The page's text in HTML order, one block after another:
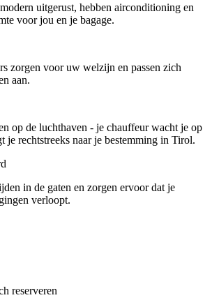
uitgerust, hebben airconditioning en
voor jou en je bagage.
zorgen voor uw welzijn en passen zich
aan.
op de luchthaven - je chauffeur wacht je op
je rechtstreeks naar je bestemming in Tirol.
in de gaten en zorgen ervoor dat je
verloopt.
reserveren